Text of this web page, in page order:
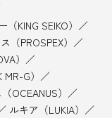
KING SEIKO）
（PROSPEX）
）
G）
OCEANUS）
ルキア（LUKIA）